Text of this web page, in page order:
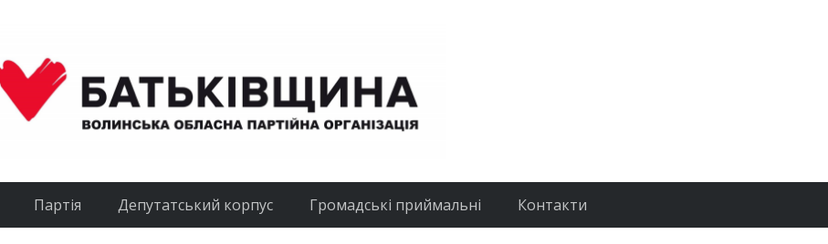
Партія Депутатський корпус Громадські приймальні Контакти